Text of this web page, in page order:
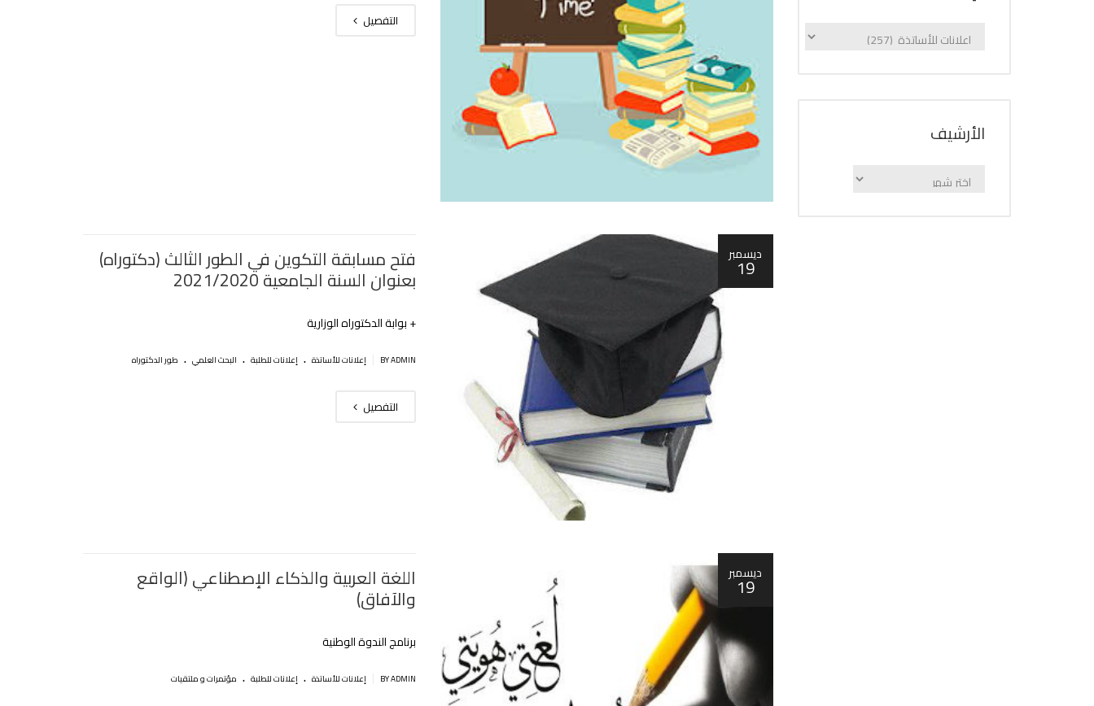
التفصيل
ديسمبر
19 فتح مسابقة التكوين في الطور الثالث (دكتوراه)
بعنوان السنة الجامعية 2021/2020
+ بوابة الدكتوراه الوزارية
BY ADMIN إعلانات للأساتذة . إعلانات للطلبة . البحث العلمي . طور الدكتوراه
التفصيل
ديسمبر
19 اللغة العربية والذكاء الإصطناعي (الواقع
والآفاق)
برنامج الندوة الوطنية
BY ADMIN إعلانات للأساتذة . إعلانات للطلبة . مؤتمرات و ملتقيات
الإعلانات
اﻷرشيف
اﻷرشيف